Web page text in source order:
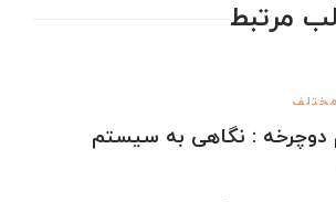
مرتبط
دوچرخه : نگاهی به سیستم